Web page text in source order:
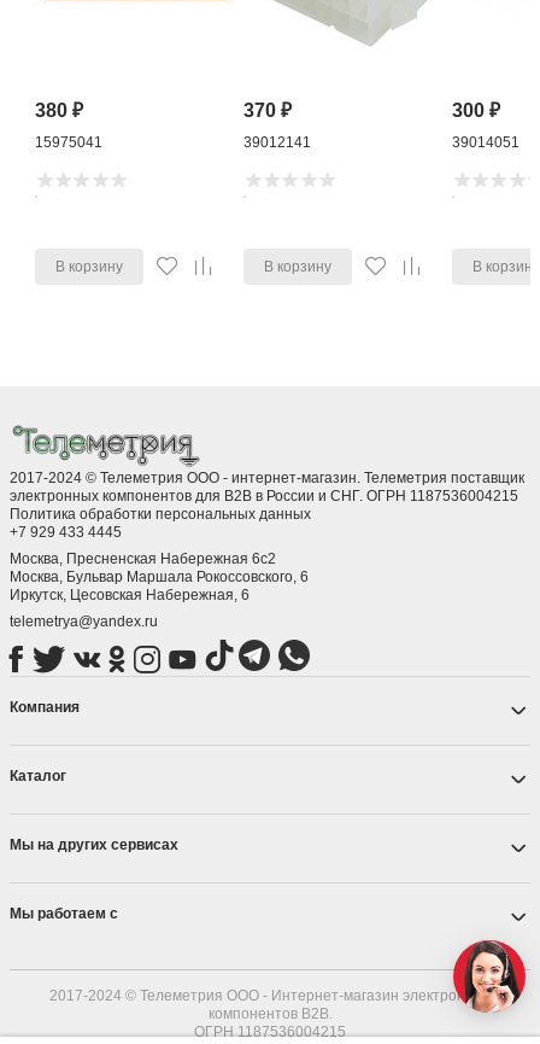
380₽
15975041
В корзину
370₽
39012141
В корзину
300₽
39014051
В корзину
2017-2024 © Телеметрия ООО - интернет-магазин. Телеметрия поставщик
электронных компонентов для B2B в России и СНГ. ОГРН 1187536004215
Политика обработки персональных данных
+7 929 433 4445
Москва, Пресненская Набережная 6с2
Москва, ​Бульвар Маршала Рокоссовского, 6
Иркутск, ​Цесовская Набережная, 6
telemetrya@yandex.ru
Компания
Каталог
Мы на других сервисах
Мы работаем с
2017-2024 © Телеметрия ООО - Интернет-магазин электронных
компонентов B2B.
ОГРН 1187536004215